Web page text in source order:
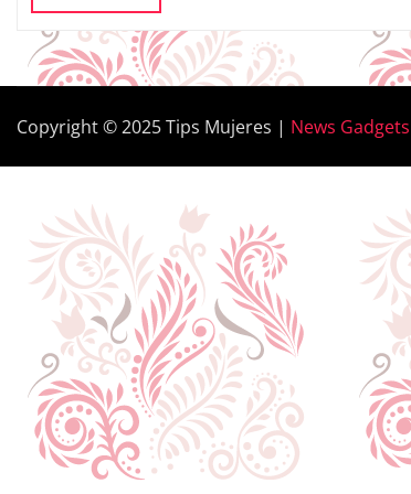
Copyright © 2025 Tips Mujeres | News Gadgets